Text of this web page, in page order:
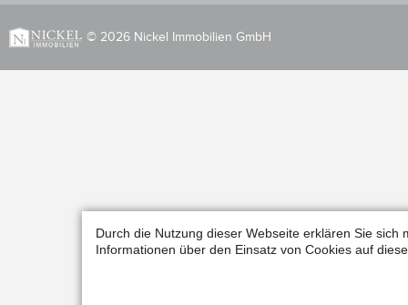
© 2026 Nickel Immobilien GmbH
Durch die Nutzung dieser Webseite erklären Sie
Informationen über den Einsatz von Cookies auf